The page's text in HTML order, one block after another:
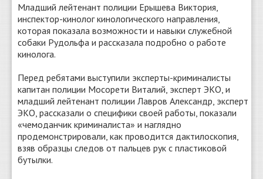
Младший лейтенант полиции Ерышева Виктория,
инспектор-кинолог кинологического направления,
которая показала возможности и навыки служебной
собаки Рудольфа и рассказала подробно о работе
кинолога.
Перед ребятами выступили эксперты-криминалисты
капитан полиции Мосорети Виталий, эксперт ЭКО, и
младший лейтенант полиции Лавров Александр, эксперт
ЭКО, рассказали о специфики своей работы, показали
«чемоданчик криминалиста» и наглядно
продемонстрировали, как проводится дактилоскопия,
взяв образцы следов от пальцев рук с пластиковой
бутылки.